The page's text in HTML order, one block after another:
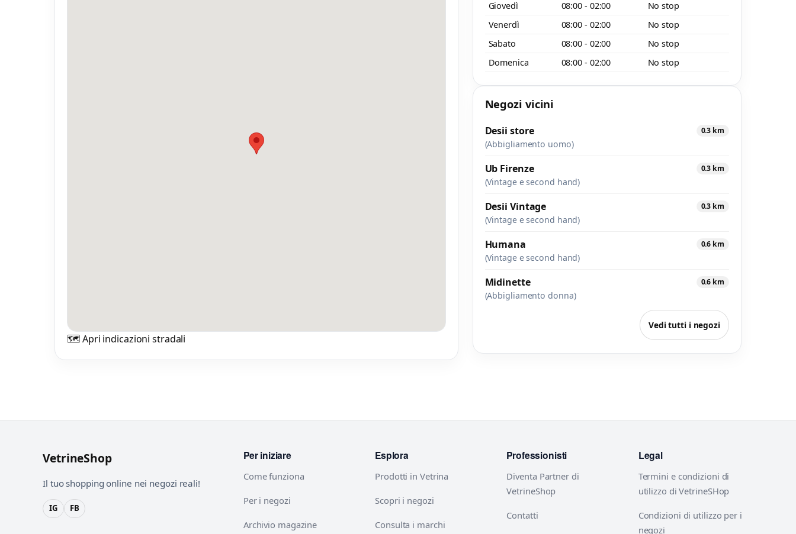
🗺️ Apri indicazioni stradali
Giovedì
08:00 - 02:00
No stop
Venerdì
08:00 - 02:00
No stop
Sabato
08:00 - 02:00
No stop
Domenica
08:00 - 02:00 No stop
Negozi vicini
Desii store 0.3 km
(Abbigliamento uomo)
Ub Firenze 0.3 km
(Vintage e second hand)
Desii Vintage 0.3 km
(Vintage e second hand)
Humana 0.6 km
(Vintage e second hand)
Midinette 0.6 km
(Abbigliamento donna)
Vedi tutti i negozi
VetrineShop
Il tuo shopping online nei negozi reali!
IG FB
Per iniziare
Come funziona
Per i negozi
Archivio magazine
Esplora
Prodotti in Vetrina
Scopri i negozi
Consulta i marchi
Professionisti
Diventa Partner di
VetrineShop
Contatti
Legal
Termini e condizioni di
utilizzo di VetrineSHop
Condizioni di utilizzo per i
negozi